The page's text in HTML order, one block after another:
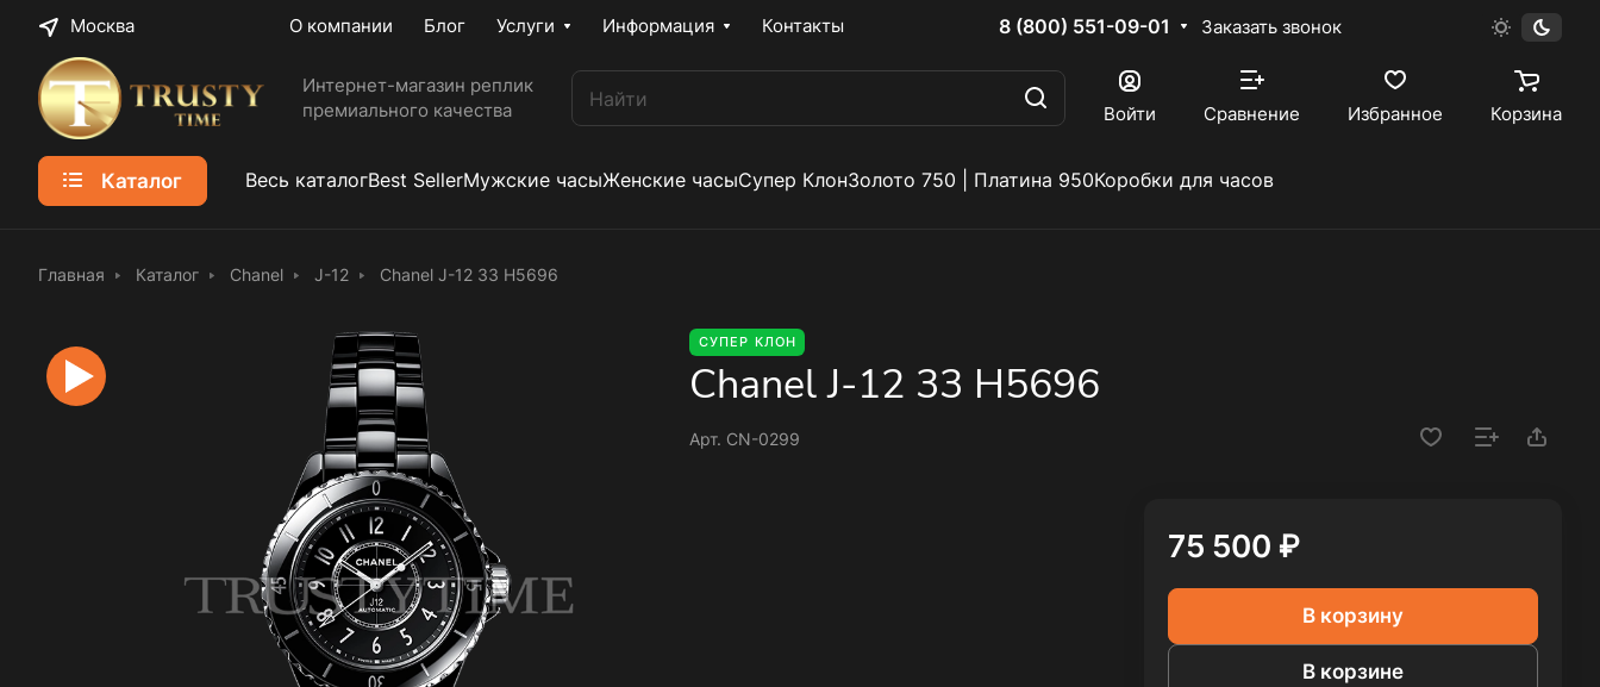
Москва О компании Блог Услуги Информация Контакты 8 (800) 551-09-01 Заказать звонок
Интернет-магазин реплик
премиального качества
Войти Сравнение Избранное Корзина
Каталог Весь каталогBest SellerМужские часыЖенские часыСупер КлонЗолото 750 | Платина 950Коробки для часов
Главная Каталог Chanel J-12 Chanel J-12 33 H5696
СУПЕР КЛОН
Chanel J-12 33 H5696
Арт. CN-0299
75 500 ₽
В корзину
В корзине